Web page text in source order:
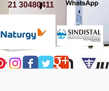
21 30480411